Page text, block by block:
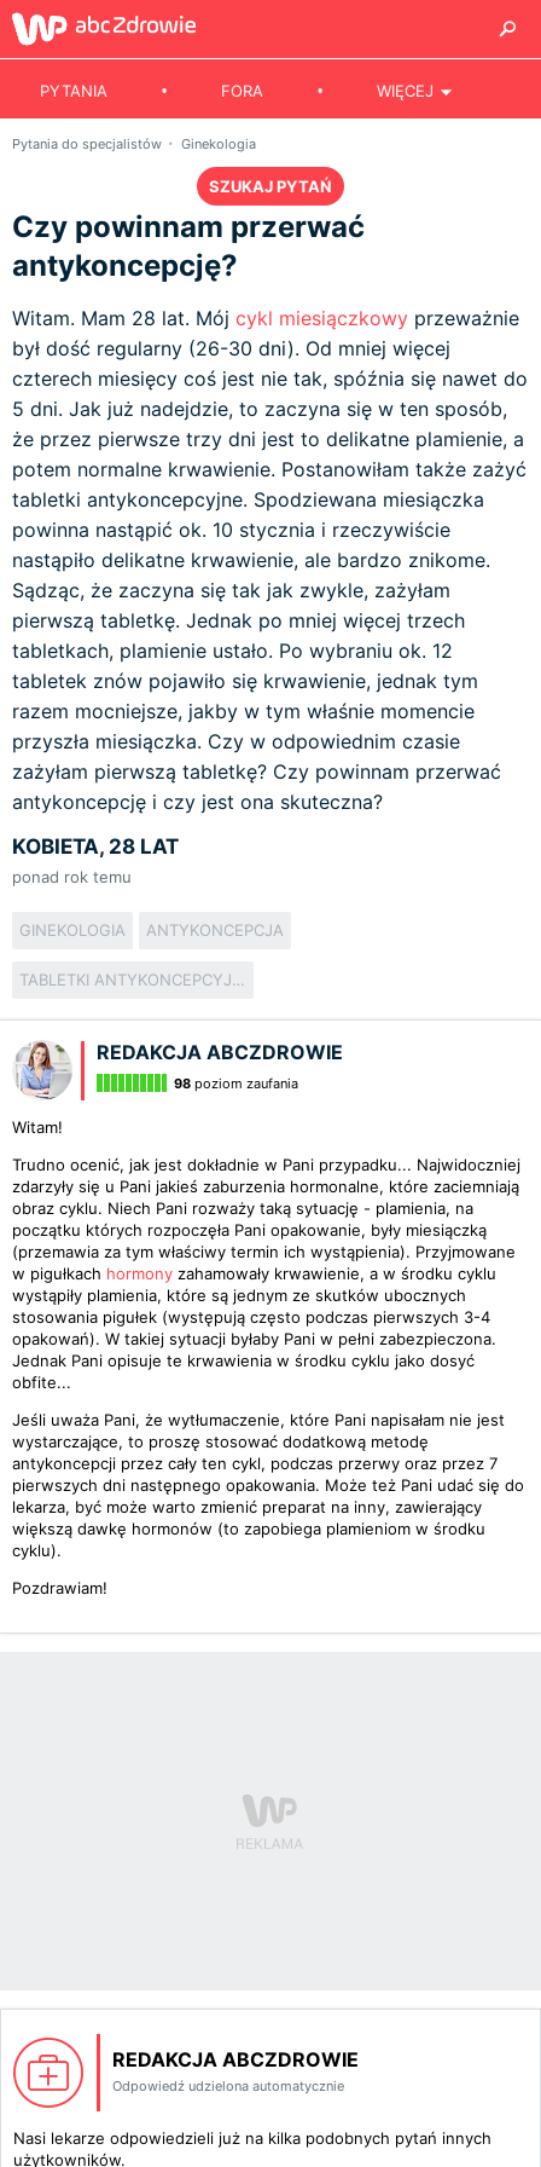
PYTANIA FORA WIĘCEJ
Pytania do specjalistów Ginekologia
SZUKAJ PYTAŃ
Czy powinnam przerwać
antykoncepcję?
Witam. Mam 28 lat. Mój cykl miesiączkowy przeważnie
był dość regularny (26-30 dni). Od mniej więcej
czterech miesięcy coś jest nie tak, spóźnia się nawet do
5 dni. Jak już nadejdzie, to zaczyna się w ten sposób,
że przez pierwsze trzy dni jest to delikatne plamienie, a
potem normalne krwawienie. Postanowiłam także zażyć
tabletki antykoncepcyjne. Spodziewana miesiączka
powinna nastąpić ok. 10 stycznia i rzeczywiście
nastąpiło delikatne krwawienie, ale bardzo znikome.
Sądząc, że zaczyna się tak jak zwykle, zażyłam
pierwszą tabletkę. Jednak po mniej więcej trzech
tabletkach, plamienie ustało. Po wybraniu ok. 12
tabletek znów pojawiło się krwawienie, jednak tym
razem mocniejsze, jakby w tym właśnie momencie
przyszła miesiączka. Czy w odpowiednim czasie
zażyłam pierwszą tabletkę? Czy powinnam przerwać
antykoncepcję i czy jest ona skuteczna?
KOBIETA, 28 LAT
ponad rok temu
GINEKOLOGIA ANTYKONCEPCJA
TABLETKI ANTYKONCEPCYJNE
REDAKCJA ABCZDROWIE
98 poziom zaufania
Witam!
Trudno ocenić, jak jest dokładnie w Pani przypadku... Najwidoczniej
zdarzyły się u Pani jakieś zaburzenia hormonalne, które zaciemniają
obraz cyklu. Niech Pani rozważy taką sytuację - plamienia, na
początku których rozpoczęła Pani opakowanie, były miesiączką
(przemawia za tym właściwy termin ich wystąpienia). Przyjmowane
w pigułkach hormony zahamowały krwawienie, a w środku cyklu
wystąpiły plamienia, które są jednym ze skutków ubocznych
stosowania pigułek (występują często podczas pierwszych 3-4
opakowań). W takiej sytuacji byłaby Pani w pełni zabezpieczona.
Jednak Pani opisuje te krwawienia w środku cyklu jako dosyć
obfite...
Jeśli uważa Pani, że wytłumaczenie, które Pani napisałam nie jest
wystarczające, to proszę stosować dodatkową metodę
antykoncepcji przez cały ten cykl, podczas przerwy oraz przez 7
pierwszych dni następnego opakowania. Może też Pani udać się do
lekarza, być może warto zmienić preparat na inny, zawierający
większą dawkę hormonów (to zapobiega plamieniom w środku
cyklu).
Pozdrawiam!
REDAKCJA ABCZDROWIE
Odpowiedź udzielona automatycznie
Nasi lekarze odpowiedzieli już na kilka podobnych pytań innych
użytkowników.